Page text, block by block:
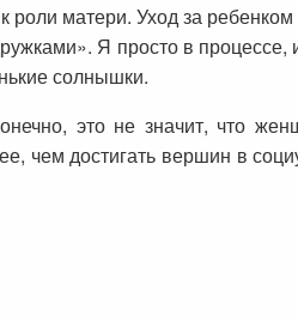
матери. Уход за ребенком
Я просто в
солнышки.
это не значит, что
чем достигать вершин в